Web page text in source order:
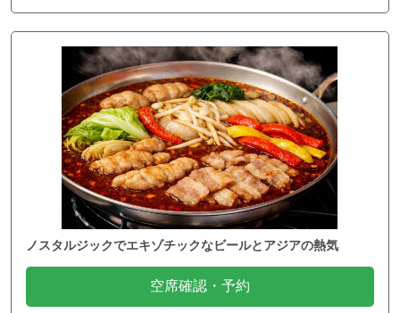
ノスタルジックでエキゾチックなビールとアジアの熱気
空席確認・予約